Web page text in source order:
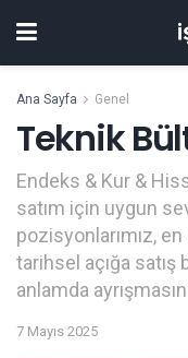
Ana Sayfa Genel
Teknik
Endeks & Kur &
satım için uygun
pozisyonlarımız,
tarihsel açığa
anlamda
7 Mayıs 2025